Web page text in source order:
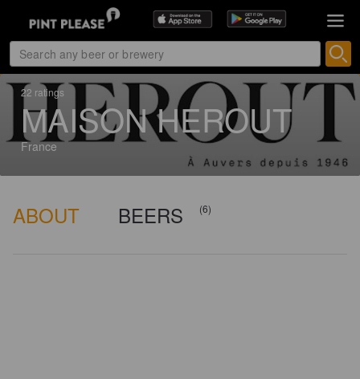
22 ratings
MAISON HEROUT
France
ABOUT BEERS (6)